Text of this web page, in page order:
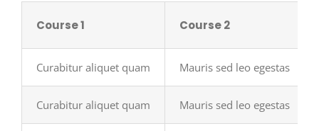
Course 1 Course 2
Curabitur aliquet quam Mauris sed leo egestas
Curabitur aliquet quam Mauris sed leo egestas